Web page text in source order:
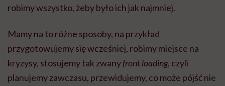
robimy wszystko, żeby było ich jak najmniej.
Mamy na to różne sposoby, na przykład
przygotowujemy się wcześniej, robimy miejsce na
kryzysy, stosujemy tak zwanyfront loading, czyli
planujemy zawczasu, przewidujemy, co może pójść nie